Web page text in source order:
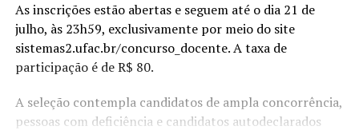
As inscrições estão abertas e seguem até o dia 21 de
julho, às 23h59, exclusivamente por meio do site
sistemas2.ufac.br/concurso_docente. A taxa de
participação é de R$ 80.
A seleção contempla candidatos de ampla concorrência,
pessoas com deficiência e candidatos autodeclarados